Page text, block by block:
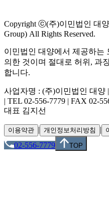
Copyright ⓒ(주)이민법인 대양
Group) All Rights Reserved.
이민법인 대양에서 제공하는
의한 것이며 절대로 허위, 과
합니다.
사업자명 : (주)이민법인 대양
| TEL 02-556-7779 | FAX 02-
대표 김지선
이용약관 | 개인정보처리방침 |
02-556-7779
TOP